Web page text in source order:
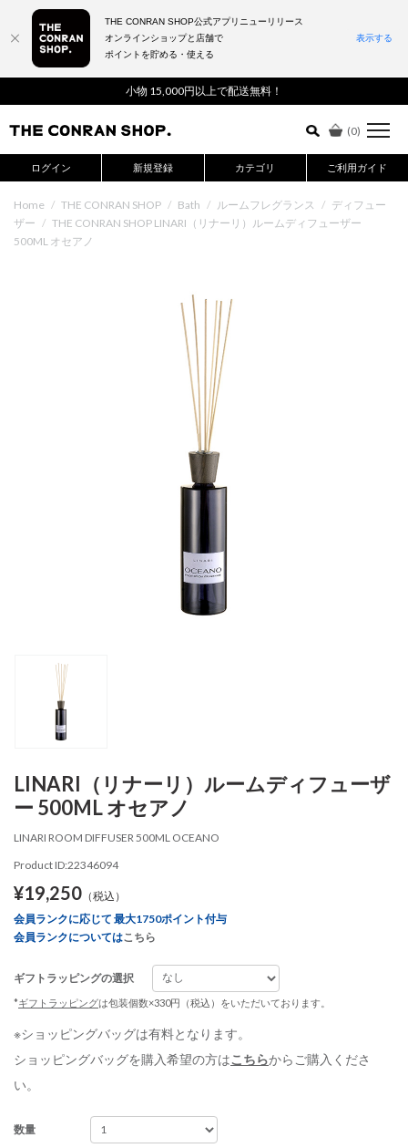
小物 15,000円以上で配送無料！
(0)
ログイン 新規登録 カテゴリ ご利用ガイド
詳細検索はこちら
Home / THE CONRAN SHOP / Bath / ルームフレグランス / ディフュー
ザー / THE CONRAN SHOP LINARI（リナーリ）ルームディフューザー
500ML オセアノ
LINARI（リナーリ）ルームディフューザ
ー 500ML オセアノ
LINARI ROOM DIFFUSER 500ML OCEANO
Product ID:22346094
¥19,250 （税込）
会員ランクに応じて 最大1750ポイント付与
会員ランクについてはこちら
ギフトラッピングの選択
*ギフトラッピングは包装個数×330円（税込）をいただいております。
※ショッピングバッグは有料となります。
ショッピングバッグを購入希望の方はこちらからご購入くださ
い。
数量
THE CONRAN SHOP公式アプリニューリリース
オンラインショップと店舗で
ポイントを貯める・使える
表示する